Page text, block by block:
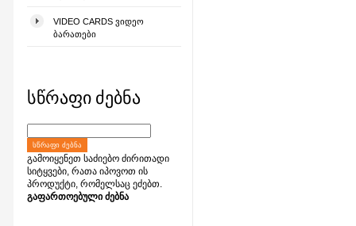
VIDEO CARDS ᲕᲘᲓᲔᲝ
ᲑᲐᲠᲐᲗᲔᲑᲘ
სწრაფი ძებნა
ᲡᲬᲠᲐᲤᲘ ᲫᲔᲑᲜᲐ
გამოიყენეთ საძიებო ძირითადი
სიტყვები, რათა იპოვოთ ის
პროდუქტი, რომელსაც ეძებთ.
გაფართოებული ძებნა